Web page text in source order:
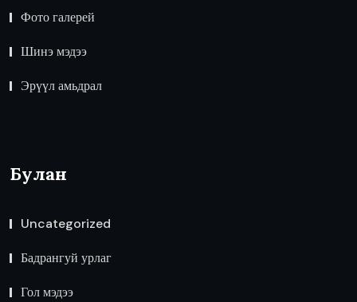
Фото галерей
Шинэ мэдээ
Эрүүл амьдрал
Булан
Uncategorized
Бадрангуй урлаг
Гол мэдээ